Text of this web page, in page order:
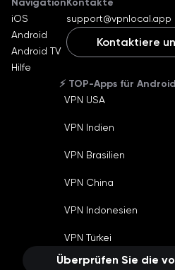
Navigation
iOS
Android
Android TV
Hilfe
⚡️ TOP-Apps für
VPN USA
VPN Indien
VPN Brasilien
VPN China
VPN Indonesien
VPN Türkei
Überprüfen Sie die
Kontakte
support@vpnlocal.app
Kontaktiere
Ukraine
Russian
Español
Bahasa Indonesia
Français
Machine translate
Machine translate
Machine translate
China
Machine translate